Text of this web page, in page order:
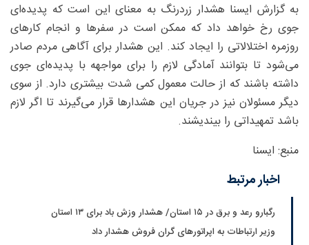
به گزارش ایسنا هشدار زردرنگ به معنای این است که پدیده‌ای
جوی رخ خواهد داد که ممکن است در سفرها و انجام کارهای
روزمره اختلالاتی را ایجاد کند. این هشدار برای آگاهی مردم صادر
می‌شود تا بتوانند آمادگی لازم را برای مواجهه با پدیده‌ای جوی
داشته باشند که از حالت معمول کمی شدت بیشتری دارد. از سوی
دیگر مسئولان نیز در جریان این هشدارها قرار می‌گیرند تا اگر لازم
باشد تمهیداتی را بیندیشند.
منبع: ایسنا
اخبار مرتبط
رگبارو رعد و برق در ۱۵ استان/ هشدار وزش باد برای ۱۳ استان‌
وزیر ارتباطات به اپراتورهای گران فروش هشدار داد